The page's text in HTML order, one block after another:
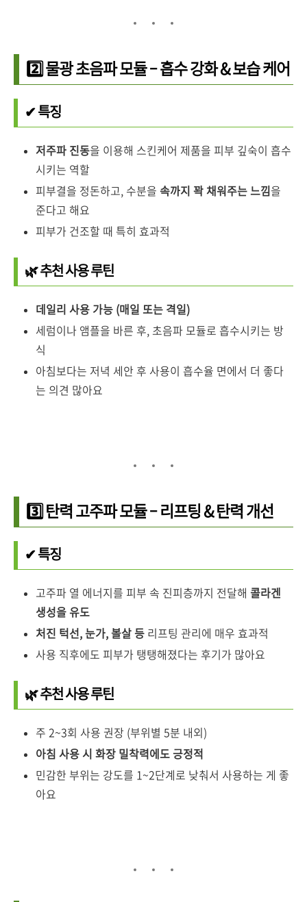
2️⃣ 물광 초음파 모듈 – 흡수 강화 & 보습 케어
✔ 특징
저주파 진동을 이용해 스킨케어 제품을 피부 깊숙이 흡수
시키는 역할
피부결을 정돈하고, 수분을 속까지 꽉 채워주는 느낌을
준다고 해요
피부가 건조할 때 특히 효과적
🌿 추천 사용 루틴
데일리 사용 가능 (매일 또는 격일)
세럼이나 앰플을 바른 후, 초음파 모듈로 흡수시키는 방
식
아침보다는 저녁 세안 후 사용이 흡수율 면에서 더 좋다
는 의견 많아요
3️⃣ 탄력 고주파 모듈 – 리프팅 & 탄력 개선
✔ 특징
고주파 열 에너지를 피부 속 진피층까지 전달해 콜라겐
생성을 유도
처진 턱선, 눈가, 볼살 등 리프팅 관리에 매우 효과적
사용 직후에도 피부가 탱탱해졌다는 후기가 많아요
🌿 추천 사용 루틴
주 2~3회 사용 권장 (부위별 5분 내외)
아침 사용 시 화장 밀착력에도 긍정적
민감한 부위는 강도를 1~2단계로 낮춰서 사용하는 게 좋
아요